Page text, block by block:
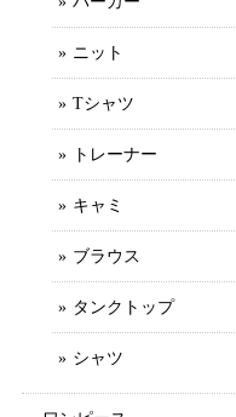
ニット
Tシャツ
トレーナー
キャミ
ブラウス
タンクトップ
シャツ